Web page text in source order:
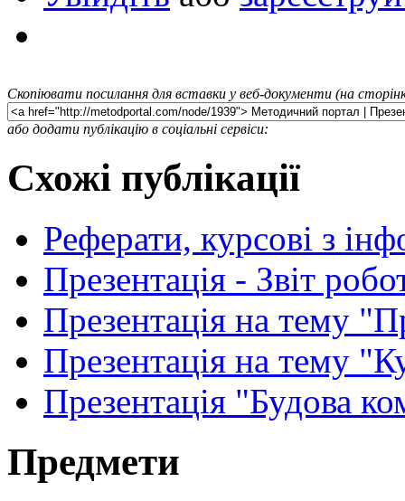
Скопіювати посилання для вставки у веб-документи (на
або додати публікацію в соціальні сервіси:
Схожі публікації
Реферати, курсові з
Презентація - Звіт
Презентація на тему
Презентація на тему
Презентація "Будова
Предмети